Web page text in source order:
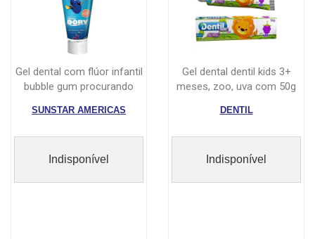
gel dental com flúor infantil
bubble gum procurando
SUNSTAR AMERICAS
Indisponível
gel dental dentil kids 3+
meses, zoo, uva com 50g
DENTIL
Indisponível